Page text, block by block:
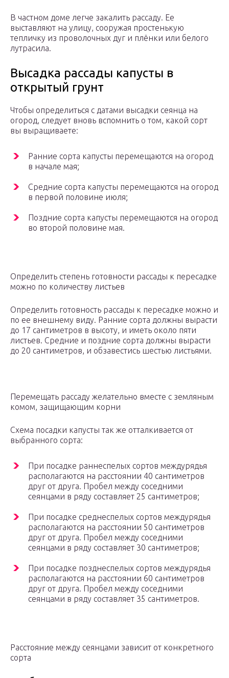
В частном доме легче закалить рассаду. Ее
выставляют на улицу, сооружая простенькую
тепличку из проволочных дуг и плёнки или белого
лутрасила.
Высадка рассады капусты в
открытый грунт
Чтобы определиться с датами высадки сеянца на
огород, следует вновь вспомнить о том, какой сорт
вы выращиваете:
Ранние сорта капусты перемещаются на огород
в начале мая;
Средние сорта капусты перемещаются на огород
в первой половине июля;
Поздние сорта капусты перемещаются на огород
во второй половине мая.
Определить степень готовности рассады к пересадке
можно по количеству листьев
Определить готовность рассады к пересадке можно и
по ее внешнему виду. Ранние сорта должны вырасти
до 17 сантиметров в высоту, и иметь около пяти
листьев. Средние и поздние сорта должны вырасти
до 20 сантиметров, и обзавестись шестью листьями.
Перемещать рассаду желательно вместе с земляным
комом, защищающим корни
Схема посадки капусты так же отталкивается от
выбранного сорта:
При посадке раннеспелых сортов междурядья
располагаются на расстоянии 40 сантиметров
друг от друга. Пробел между соседними
сеянцами в ряду составляет 25 сантиметров;
При посадке среднеспелых сортов междурядья
располагаются на расстоянии 50 сантиметров
друг от друга. Пробел между соседними
сеянцами в ряду составляет 30 сантиметров;
При посадке позднеспелых сортов междурядья
располагаются на расстоянии 60 сантиметров
друг от друга. Пробел между соседними
сеянцами в ряду составляет 35 сантиметров.
Расстояние между сеянцами зависит от конкретного
сорта